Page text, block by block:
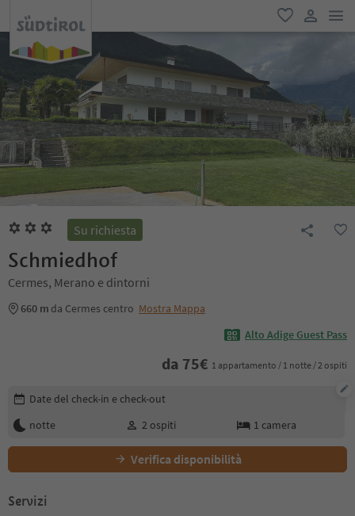
favoriti
user link
Su richiesta
Schmiedhof
Cermes, Merano e dintorni
660 m da Cermes centro Mostra Mappa
Alto Adige Guest Pass
da 75€ 1 appartamento / 1 notte / 2 ospiti
Modifica i dettagli della prenotazione
Date del check-in e check-out
notte
2 ospiti 1 camera
Verifica disponibilità
Servizi